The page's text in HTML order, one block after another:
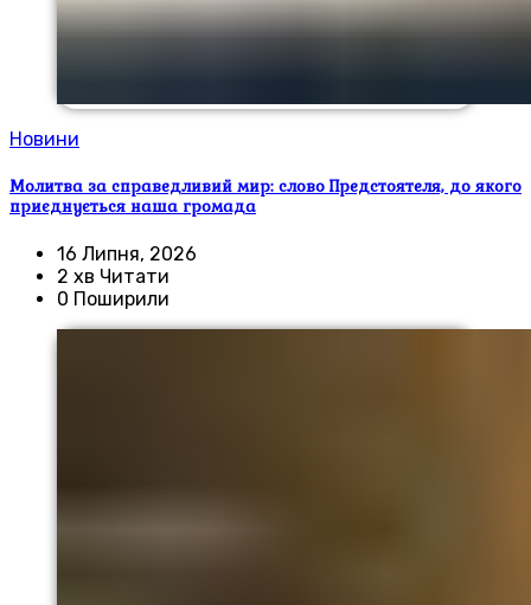
Новини
Молитва за справедливий мир: слово Предстоятеля, до якого
приєднується наша громада
16 Липня, 2026
2 хв Читати
0 Поширили